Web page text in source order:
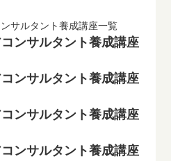
サルタント養成講座一覧
ンサルタント養成講座
ンサルタント養成講座
ンサルタント養成講座
ンサルタント養成講座